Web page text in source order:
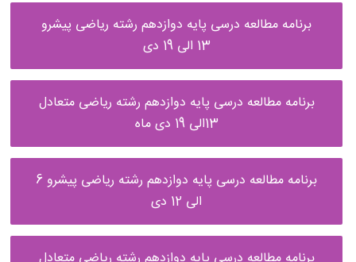
برنامه مطالعه درسی پایه دوازدهم رشته ریاضی پیشرو
13 الی 19 دی
برنامه مطالعه درسی پایه دوازدهم رشته ریاضی متعادل
13الی 19 دی ماه
برنامه مطالعه درسی پایه دوازدهم رشته ریاضی پیشرو 6
الی 12 دی